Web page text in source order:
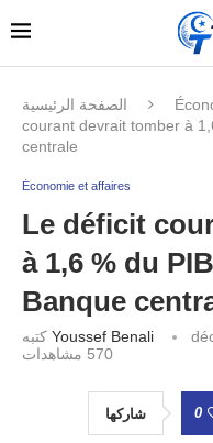
الصفحة الرئيسية
courant devrait tomber à
centrale
Économie et affaires
Le déficit
à 1,6 % du
Banque
Youssef Benali
570 مشاهدات
شاركها 0